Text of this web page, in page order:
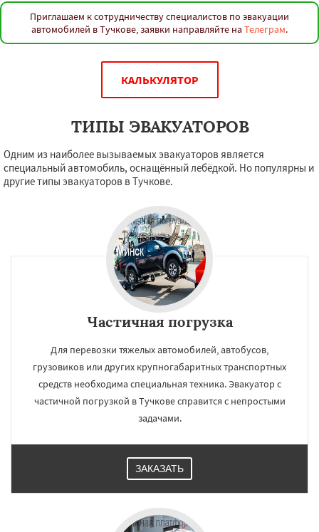
Приглашаем к сотрудничеству специалистов по эвакуации
автомобилей в Тучкове, заявки направляйте на Телеграм.
КАЛЬКУЛЯТОР
ТИПЫ ЭВАКУАТОРОВ
Одним из наиболее вызываемых эвакуаторов является
специальный автомобиль, оснащённый лебёдкой. Но популярны и
другие типы эвакуаторов в Тучкове.
Частичная погрузка
Для перевозки тяжелых автомобилей, автобусов,
грузовиков или других крупногабаритных транспортных
средств необходима специальная техника. Эвакуатор с
частичной погрузкой в Тучкове справится с непростыми
задачами.
ЗАКАЗАТЬ